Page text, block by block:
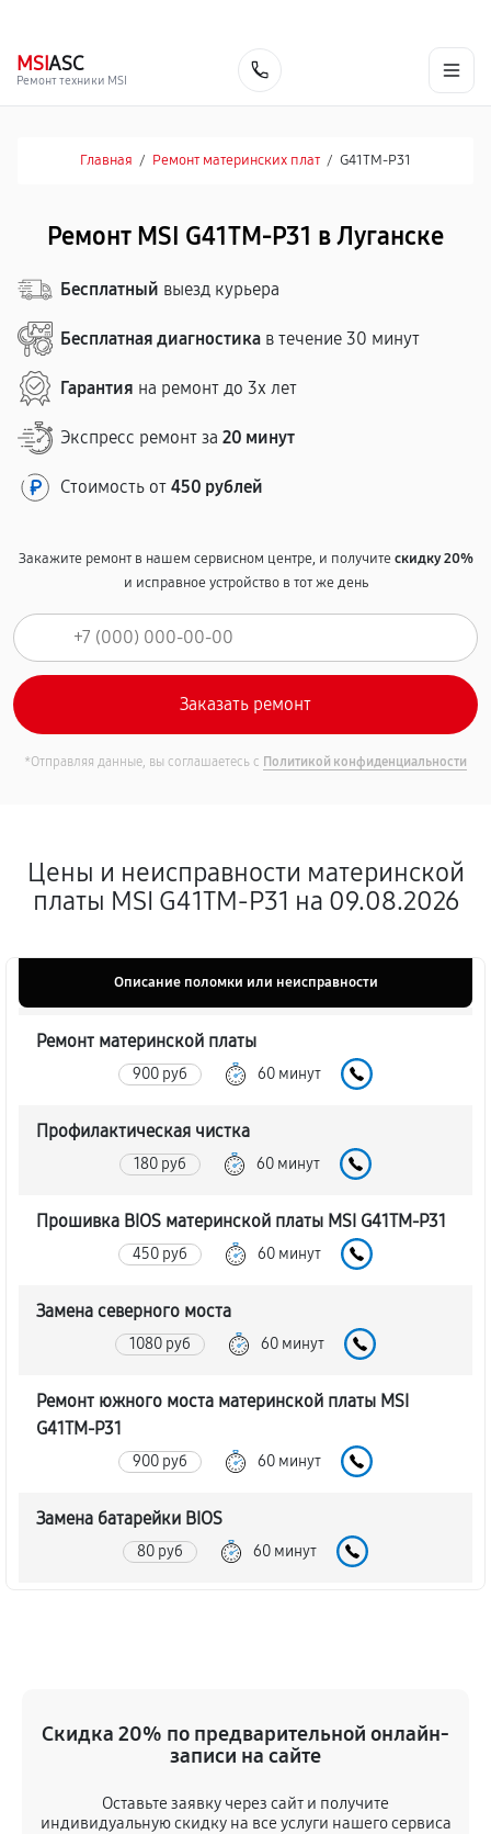
MSIASC
Ремонт техники MSI
Главная / Ремонт материнских плат / G41TM-P31
Ремонт MSI G41TM-P31 в Луганске
Бесплатный выезд курьера
Бесплатная диагностика в течение 30 минут
Гарантия на ремонт до 3х лет
Экспресс ремонт за 20 минут
Стоимость от 450 рублей
Закажите ремонт в нашем сервисном центре, и получитескидку 20%
и исправное устройство в тот же день
*Отправляя данные, вы соглашаетесь с Политикой конфиденциальности
Цены и неисправности материнской
платы MSI G41TM-P31 на 09.08.2026
Описание поломки или неисправности
Ремонт материнской платы
900 руб 60 минут
Профилактическая чистка
180 руб 60 минут
Прошивка BIOS материнской платы MSI G41TM-P31
450 руб 60 минут
Замена северного моста
1080 руб 60 минут
Ремонт южного моста материнской платы MSI
G41TM-P31
900 руб 60 минут
Замена батарейки BIOS
80 руб 60 минут
Скидка 20% по предварительной онлайн-
записи на сайте
Оставьте заявку через сайт и получите
индивидуальную скидку на все услуги нашего сервиса